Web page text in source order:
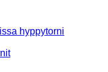
hyppytorni